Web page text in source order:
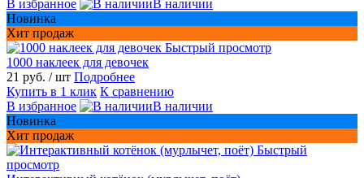
В избранное
В наличии
Новинка
Хит продаж
Быстрый просмотр
1000 наклеек для девочек
21 руб. / шт Подробнее
Купить в 1 клик К сравнению
В избранное
В наличии
Новинка
Хит продаж
Быстрый
просмотр